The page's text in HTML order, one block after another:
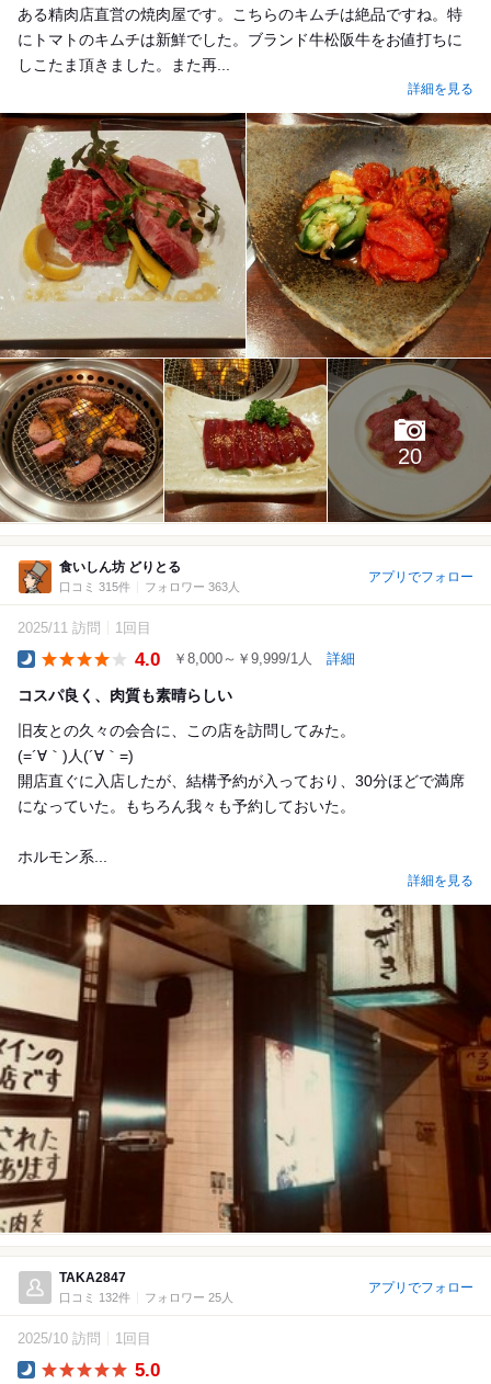
ある精肉店直営の焼肉屋です。こちらのキムチは絶品ですね。特
にトマトのキムチは新鮮でした。ブランド牛松阪牛をお値打ちに
しこたま頂きました。また再...
詳細を見る
20
食いしん坊 どりとる
口コミ 315件 フォロワー 363人
アプリでフォロー
2025/11 訪問 1回目
4.0 ￥8,000～￥9,999/1人 詳細
コスパ良く、肉質も素晴らしい
旧友との久々の会合に、この店を訪問してみた。
(=´∀｀)人(´∀｀=)
開店直ぐに入店したが、結構予約が入っており、30分ほどで満席
になっていた。もちろん我々も予約しておいた。
ホルモン系...
詳細を見る
TAKA2847
口コミ 132件 フォロワー 25人
アプリでフォロー
2025/10 訪問 1回目
5.0